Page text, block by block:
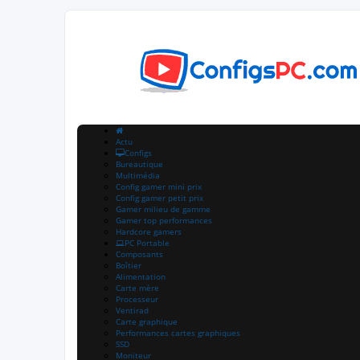
Actu
Configs
Bureautique
Multimédia
Config gamer mini prix
Config gamer petit prix
Gamer milieu de gamme
Gamer top performances
Hardcore gamers
PC Portable
Composants
Boîtier
Alimentation
Carte mère
Processeur
Ventirad
Carte graphique
Performances cartes graphiques
SSD
Moniteur